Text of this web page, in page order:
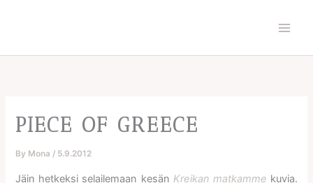
PIECE OF GREECE
By Mona / 5.9.2012
Jäin hetkeksi selailemaan kesän Kreikan matkamme kuvia.